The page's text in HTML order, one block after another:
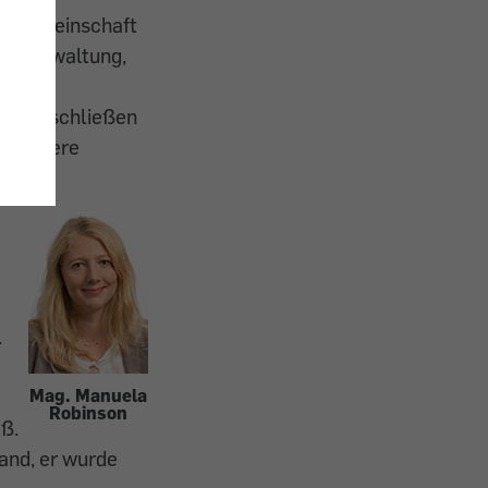
abschließen
unsere
Mag. Manuela
Robinson
er wurde